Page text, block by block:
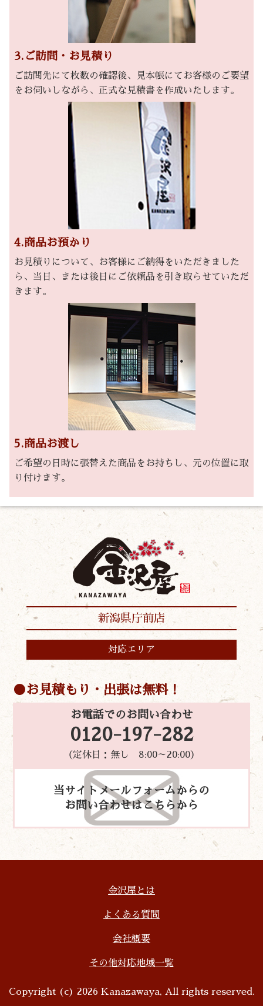
3.ご訪問・お見積り
ご訪問先にて枚数の確認後、見本帳にてお客様のご要望
をお伺いしながら、正式な見積書を作成いたします。
4.商品お預かり
お見積りについて、お客様にご納得をいただきました
ら、当日、または後日にご依頼品を引き取らせていただ
きます。
5.商品お渡し
ご希望の日時に張替えた商品をお持ちし、元の位置に取
り付けます。
新潟県庁前店
対応エリア
お見積もり・出張は無料！
お電話でのお問い合わせ
0120-197-282
（定休日：無し 8:00～20:00）
当サイトメールフォームからの
お問い合わせはこちらから
金沢屋とは
よくある質問
会社概要
その他対応地域一覧
Copyright (c) 2026 Kanazawaya, All rights reserved.